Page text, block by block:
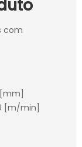
com
[m/min]